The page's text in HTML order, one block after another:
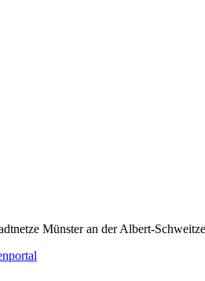
Münster an der Albert-